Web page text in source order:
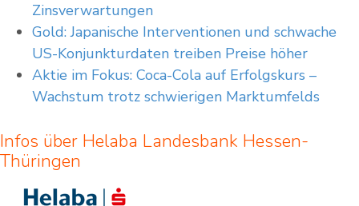
Zinsverwartungen
Gold: Japanische Interventionen und schwache
US-Konjunkturdaten treiben Preise höher
Aktie im Fokus: Coca-Cola auf Erfolgskurs –
Wachstum trotz schwierigen Marktumfelds
Infos über Helaba Landesbank Hessen-
Thüringen